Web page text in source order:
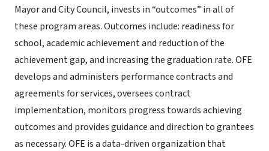
Mayor and City Council, invests in “outcomes” in all of
these program areas. Outcomes include: readiness for
school, academic achievement and reduction of the
achievement gap, and increasing the graduation rate. OFE
develops and administers performance contracts and
agreements for services, oversees contract
implementation, monitors progress towards achieving
outcomes and provides guidance and direction to grantees
as necessary. OFE is a data-driven organization that